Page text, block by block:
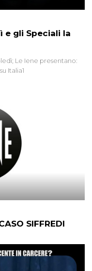
e gli Speciali la
Le Iene presentano:
Italia1
SIFFREDI